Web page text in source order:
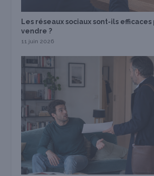
Les réseaux sociaux sont-ils efficaces
vendre ?
11 juin 2026